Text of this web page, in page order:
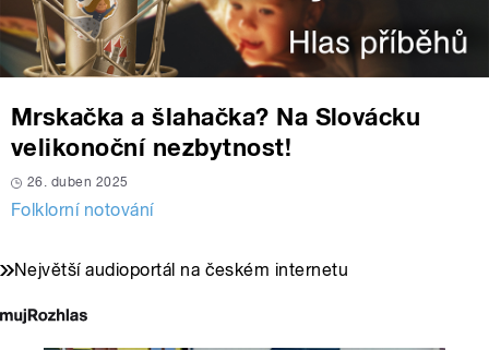
Mrskačka a šlahačka? Na Slovácku
velikonoční nezbytnost!
26. duben 2025
Folklorní notování
Největší audioportál na českém internetu